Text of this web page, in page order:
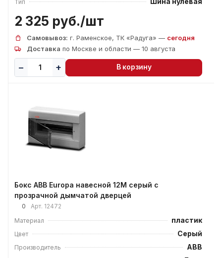
Тип
2 325 руб./шт
Самовывоз: г. Раменское, ТК «Радуга» — сегодня
Доставка по Москве и области — 10 августа
В корзину
Бокс ABB Europa навесной 12М серый с
прозрачной дымчатой дверцей
0 Арт. 12472
Материал
пластик
Цвет Серый
Производитель ABB